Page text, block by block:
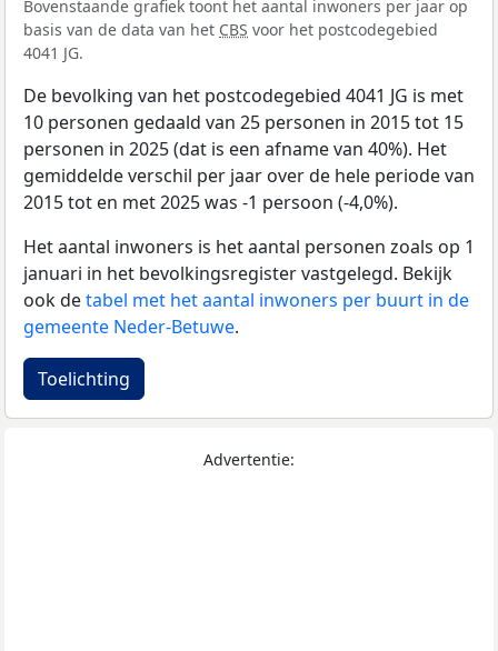
Bovenstaande grafiek toont het aantal inwoners per jaar op
basis van de data van het CBS voor het postcodegebied
4041 JG.
De bevolking van het postcodegebied 4041 JG is met
10 personen gedaald van 25 personen in 2015 tot 15
personen in 2025 (dat is een afname van 40%). Het
gemiddelde verschil per jaar over de hele periode van
2015 tot en met 2025 was -1 persoon (-4,0%).
Het aantal inwoners is het aantal personen zoals op 1
januari in het bevolkingsregister vastgelegd. Bekijk
ook detabel met het aantal inwoners per buurt in de
gemeente Neder-Betuwe.
Toelichting
Advertentie: